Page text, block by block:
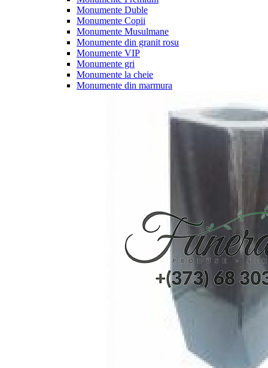
Monumente Duble
Monumente Copii
Monumente Musulmane
Monumente din granit rosu
Monumente VIP
Monumente gri
Monumente la cheie
Monumente din marmura